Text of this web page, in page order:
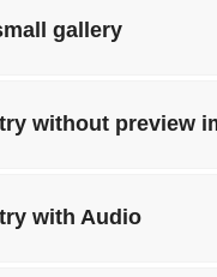
gallery
without preview
with Audio